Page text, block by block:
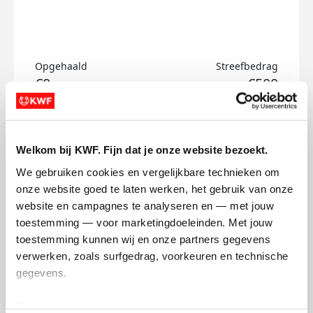
Welkom bij KWF. Fijn dat je onze website bezoekt.
We gebruiken cookies en vergelijkbare technieken om
onze website goed te laten werken, het gebruik van onze
website en campagnes te analyseren en — met jouw
toestemming — voor marketingdoeleinden. Met jouw
toestemming kunnen wij en onze partners gegevens
verwerken, zoals surfgedrag, voorkeuren en technische
gegevens.
Opgehaald
€0
Streefbedrag
€500
Doneer
Kirsten's badges